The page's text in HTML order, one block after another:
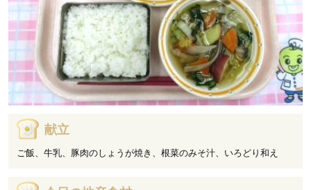
献立
ご飯、牛乳、豚肉のしょうが焼き、根菜のみそ汁、いろどり和え